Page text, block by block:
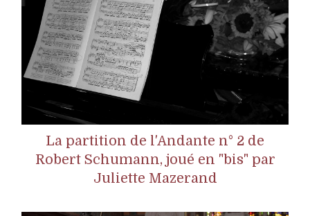
La partition de l'Andante n° 2 de
Robert Schumann, joué en "bis" par
Juliette Mazerand